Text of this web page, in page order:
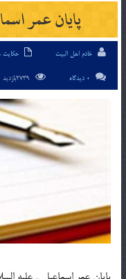
پايان عمر
خادم اهل البیت حکایت
0 دیدگاه